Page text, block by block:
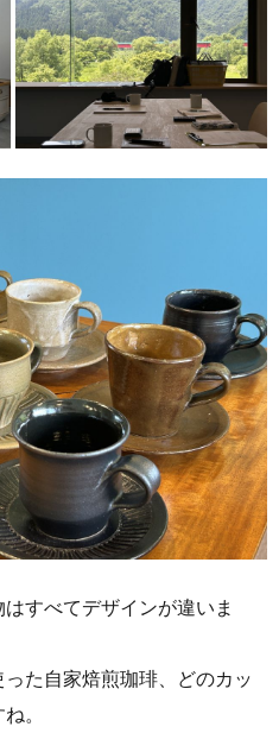
すべてデザインが違いま
た自家焙煎珈琲、どのカッ
。